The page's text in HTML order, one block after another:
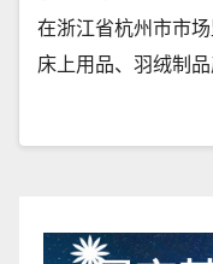
在浙江省杭州市市
床上用品、羽绒制